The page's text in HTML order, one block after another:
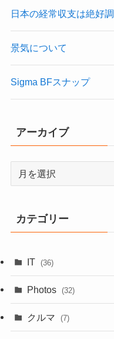
日本の経常収支は絶好調
景気について
Sigma BFスナップ
アーカイブ
ブ
カテゴリー
IT (36)
Photos (32)
クルマ (7)